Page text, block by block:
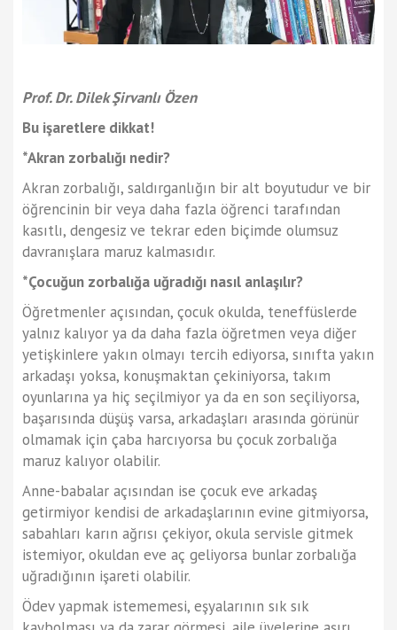
Prof. Dr. Dilek Şirvanlı Özen
Bu işaretlere dikkat!
*Akran zorbalığı nedir?
Akran zorbalığı, saldırganlığın bir alt boyutudur ve bir
öğrencinin bir veya daha fazla öğrenci tarafından
kasıtlı, dengesiz ve tekrar eden biçimde olumsuz
davranışlara maruz kalmasıdır.
*Çocuğun zorbalığa uğradığı nasıl anlaşılır?
Öğretmenler açısından, çocuk okulda, teneffüslerde
yalnız kalıyor ya da daha fazla öğretmen veya diğer
yetişkinlere yakın olmayı tercih ediyorsa, sınıfta yakın
arkadaşı yoksa, konuşmaktan çekiniyorsa, takım
oyunlarına ya hiç seçilmiyor ya da en son seçiliyorsa,
başarısında düşüş varsa, arkadaşları arasında görünür
olmamak için çaba harcıyorsa bu çocuk zorbalığa
maruz kalıyor olabilir.
Anne-babalar açısından ise çocuk eve arkadaş
getirmiyor kendisi de arkadaşlarının evine gitmiyorsa,
sabahları karın ağrısı çekiyor, okula servisle gitmek
istemiyor, okuldan eve aç geliyorsa bunlar zorbalığa
uğradığının işareti olabilir.
Ödev yapmak istememesi, eşyalarının sık sık